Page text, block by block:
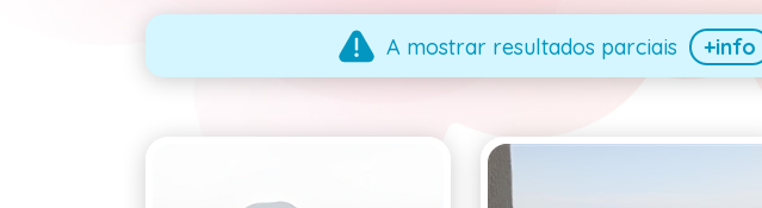
A mostrar resultados parciais +info